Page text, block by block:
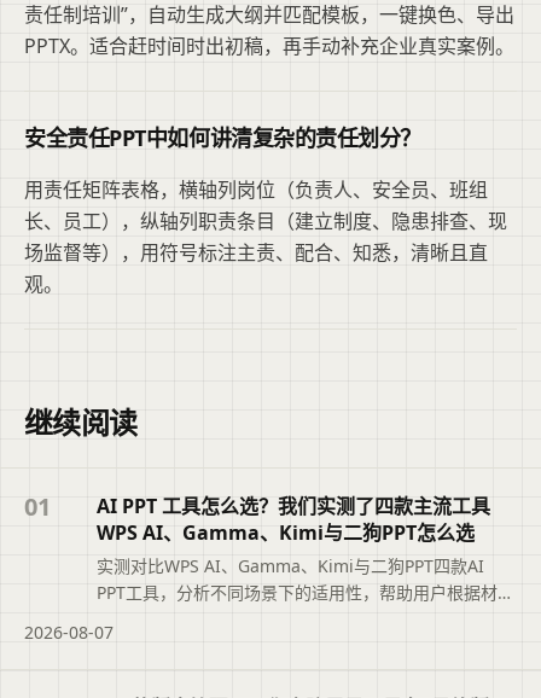
责任制培训”，自动生成大纲并匹配模板，一键换色、导出
PPTX。适合赶时间时出初稿，再手动补充企业真实案例。
安全责任PPT中如何讲清复杂的责任划分？
用责任矩阵表格，横轴列岗位（负责人、安全员、班组
长、员工），纵轴列职责条目（建立制度、隐患排查、现
场监督等），用符号标注主责、配合、知悉，清晰且直
观。
继续阅读
01
AI PPT 工具怎么选？我们实测了四款主流工具
WPS AI、Gamma、Kimi与二狗PPT怎么选
实测对比WPS AI、Gamma、Kimi与二狗PPT四款AI
PPT工具，分析不同场景下的适用性，帮助用户根据材料
目追求综合排名。摘要依据标题与正文整理，概括页面
2026-08-07